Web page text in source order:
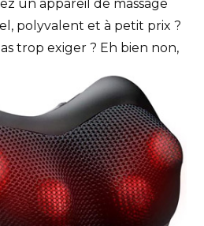
un appareil de massage
polyvalent et à petit prix ?
trop exiger ? Eh bien non,